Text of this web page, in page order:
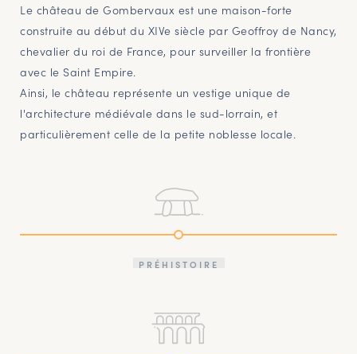
Le château de Gombervaux est une maison-forte
construite au début du XIVe siècle par Geoffroy de Nancy,
chevalier du roi de France, pour surveiller la frontière
avec le Saint Empire.
Ainsi, le château représente un vestige unique de
l'architecture médiévale dans le sud-lorrain, et
particulièrement celle de la petite noblesse locale.
PRÉHISTOIRE